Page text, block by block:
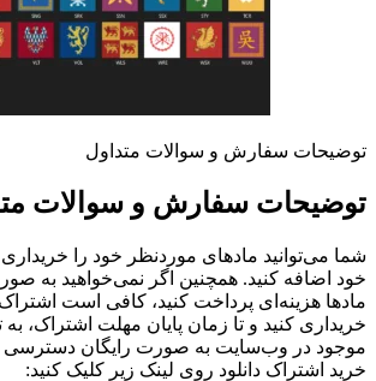
توضیحات سفارش و سوالات متداول
توضیحات سفارش و سوالات
شما می‌توانید مادهای موردنظر خود را
خود اضافه کنید. همچنین اگر نمی‌خواهید به
مادها هزینه‌ای پرداخت کنید، کافی است
خریداری کنید و تا زمان پایان مهلت اشتراک،
موجود در وب‌سایت به صورت رایگان دسترسی
خرید اشتراک دانلود روی لینک زیر کلیک کنید: